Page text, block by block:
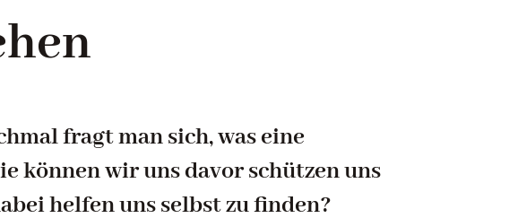
fragt man sich, was eine
können wir uns davor schützen uns
helfen uns selbst zu finden?